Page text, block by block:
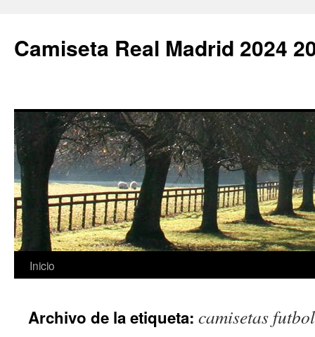
Camiseta Real Madrid 2024
Saltar
contenido
Inicio
Archivo de la etiqueta: camisetas